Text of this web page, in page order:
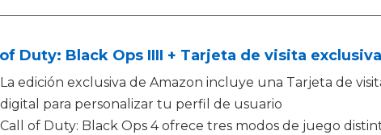
Duty: Black Ops IIII + Tarjeta de visita
La edición exclusiva de Amazon incluye una Tarjeta de
digital para personalizar tu perfil de usuario
Call of Duty: Black Ops 4 ofrece tres modos de juego